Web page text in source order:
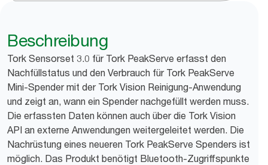
Beschreibung
Tork Sensorset 3.0 für Tork PeakServe erfasst den
Nachfüllstatus und den Verbrauch für Tork PeakServe
Mini-Spender mit der Tork Vision Reinigung-Anwendung
und zeigt an, wann ein Spender nachgefüllt werden muss.
Die erfassten Daten können auch über die Tork Vision
API an externe Anwendungen weitergeleitet werden. Die
Nachrüstung eines neueren Tork PeakServe Spenders ist
möglich. Das Produkt benötigt Bluetooth-Zugriffspunkte